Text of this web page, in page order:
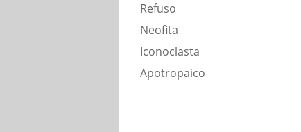
Refuso
Neofita
Iconoclasta
Apotropaico